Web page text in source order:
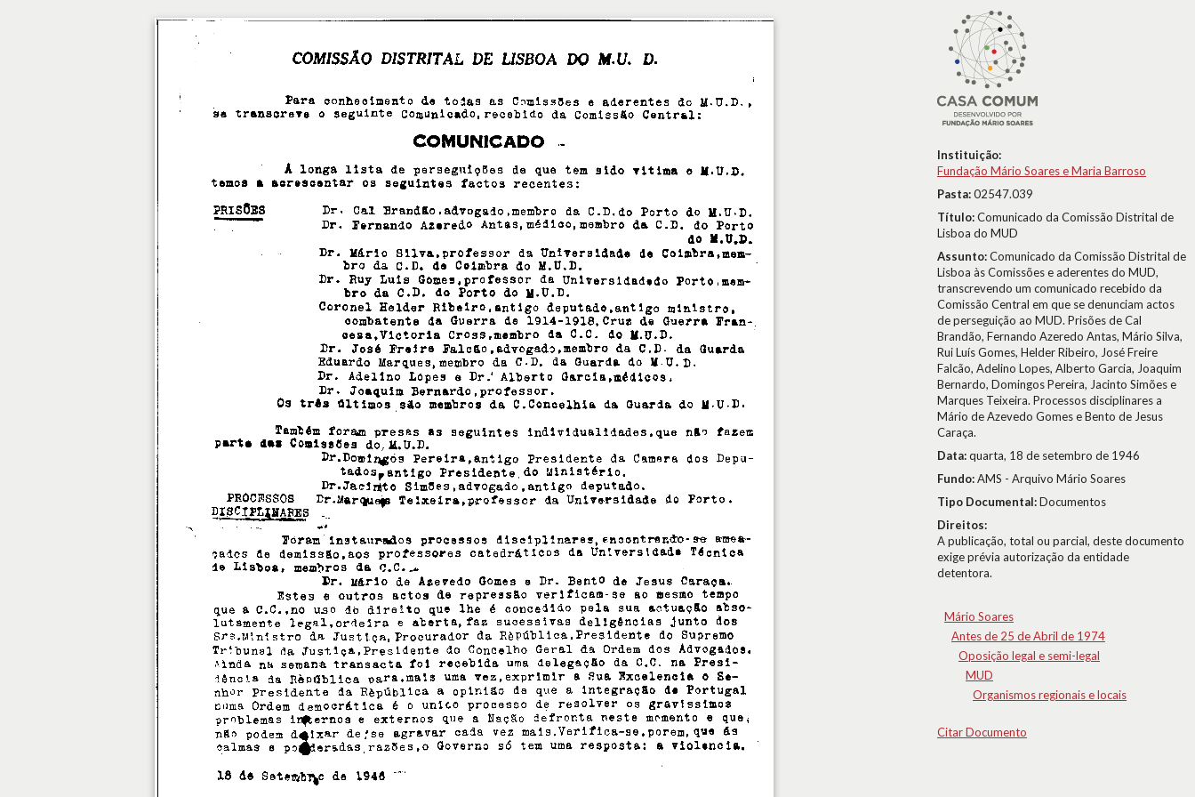
Instituição:
Fundação Mário Soares e Maria Barroso
Pasta:02547.039
Título:Comunicado da Comissão Distrital de
Lisboa do MUD
Assunto:Comunicado da Comissão Distrital de
Lisboa às Comissões e aderentes do MUD,
transcrevendo um comunicado recebido da
Comissão Central em que se denunciam actos
de perseguição ao MUD. Prisões de Cal
Brandão, Fernando Azeredo Antas, Mário Silva,
Rui Luís Gomes, Helder Ribeiro, José Freire
Falcão, Adelino Lopes, Alberto Garcia, Joaquim
Bernardo, Domingos Pereira, Jacinto Simões e
Marques Teixeira. Processos disciplinares a
Mário de Azevedo Gomes e Bento de Jesus
Caraça.
Data:quarta, 18 de setembro de 1946
Fundo:AMS - Arquivo Mário Soares
Tipo Documental:Documentos
Direitos:
A publicação, total ou parcial, deste documento
exige prévia autorização da entidade
detentora.
Mário Soares
Antes de 25 de Abril de 1974
Oposição legal e semi-legal
MUD
Organismos regionais e locais
Citar Documento